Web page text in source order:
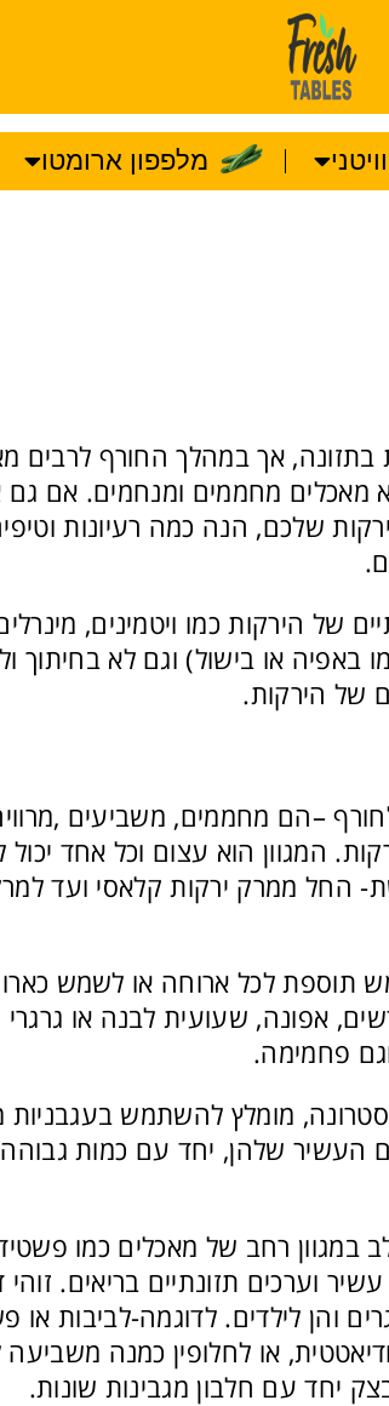
מלפפון ארומטו
בתזונה, אך במהלך החורף לרבים
מאכלים מחממים ומנחמים. אם
שלכם, הנה כמה רעיונות
של הירקות כמו ויטמינים,
באפיה או בישול) וגם לא בחיתוך
של הירקות.
–הם מחממים, משביעים
המגוון הוא עצום וכל אחד
החל ממרק ירקות קלאסי ועד
תוספת לכל ארוחה או לשמש
אפונה, שעועית לבנה או גרגרי
פחמימה.
מומלץ להשתמש בעגבניות
שלהן, יחד עם כמות גבוהה
במגוון רחב של מאכלים כמו
וערכים תזונתיים בריאים.
והן לילדים. לדוגמה-לביבות או
או לחלופין כמנה
יחד עם חלבון מגבינות שונות.